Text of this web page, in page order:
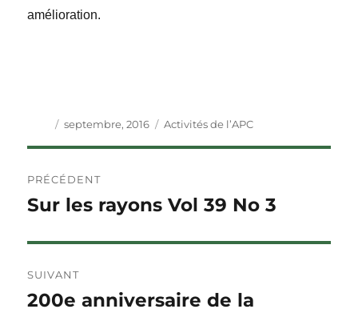
amélioration.
Auteur
Publié
septembre, 2016 Catégories
Activités de l’APC
de
PRÉCÉDENT
Article
Sur les rayons Vol 39 No 3
SUIVANT
Article
200e anniversaire de la